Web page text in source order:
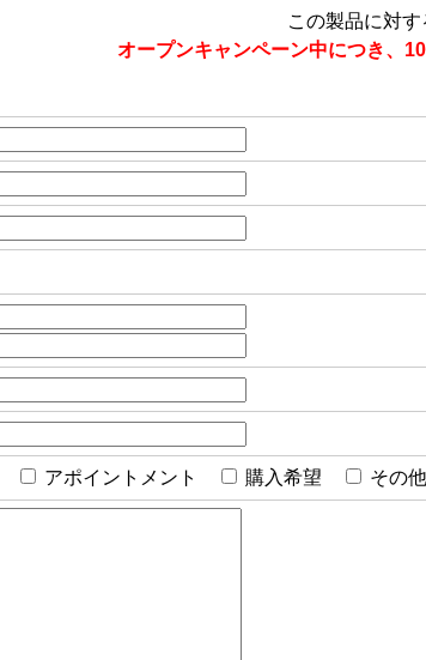
この製品に対
オープンキャンペーン中につき、
アポイントメント 購入希望 その他